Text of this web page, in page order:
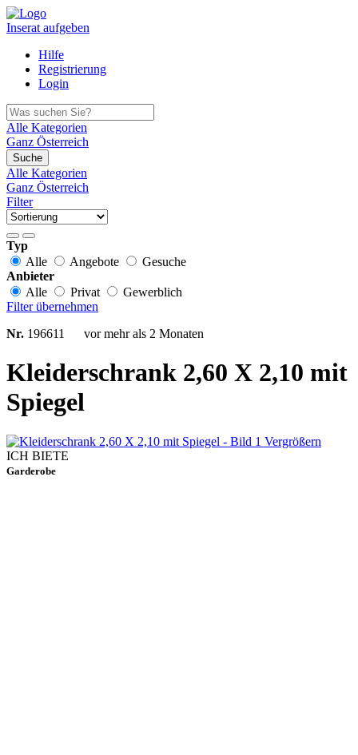
Inserat aufgeben
Hilfe
Registrierung
Login
Alle Kategorien
Ganz Österreich
Suche
Alle Kategorien
Ganz Österreich
Filter
Typ
Alle
Angebote
Gesuche
Anbieter
Alle
Privat
Gewerblich
Filter übernehmen
Nr. 196611 vor mehr als 2 Monaten
Kleiderschrank 2,60 X 2,10 mit
Spiegel
Vergrößern
ICH BIETE
Garderobe